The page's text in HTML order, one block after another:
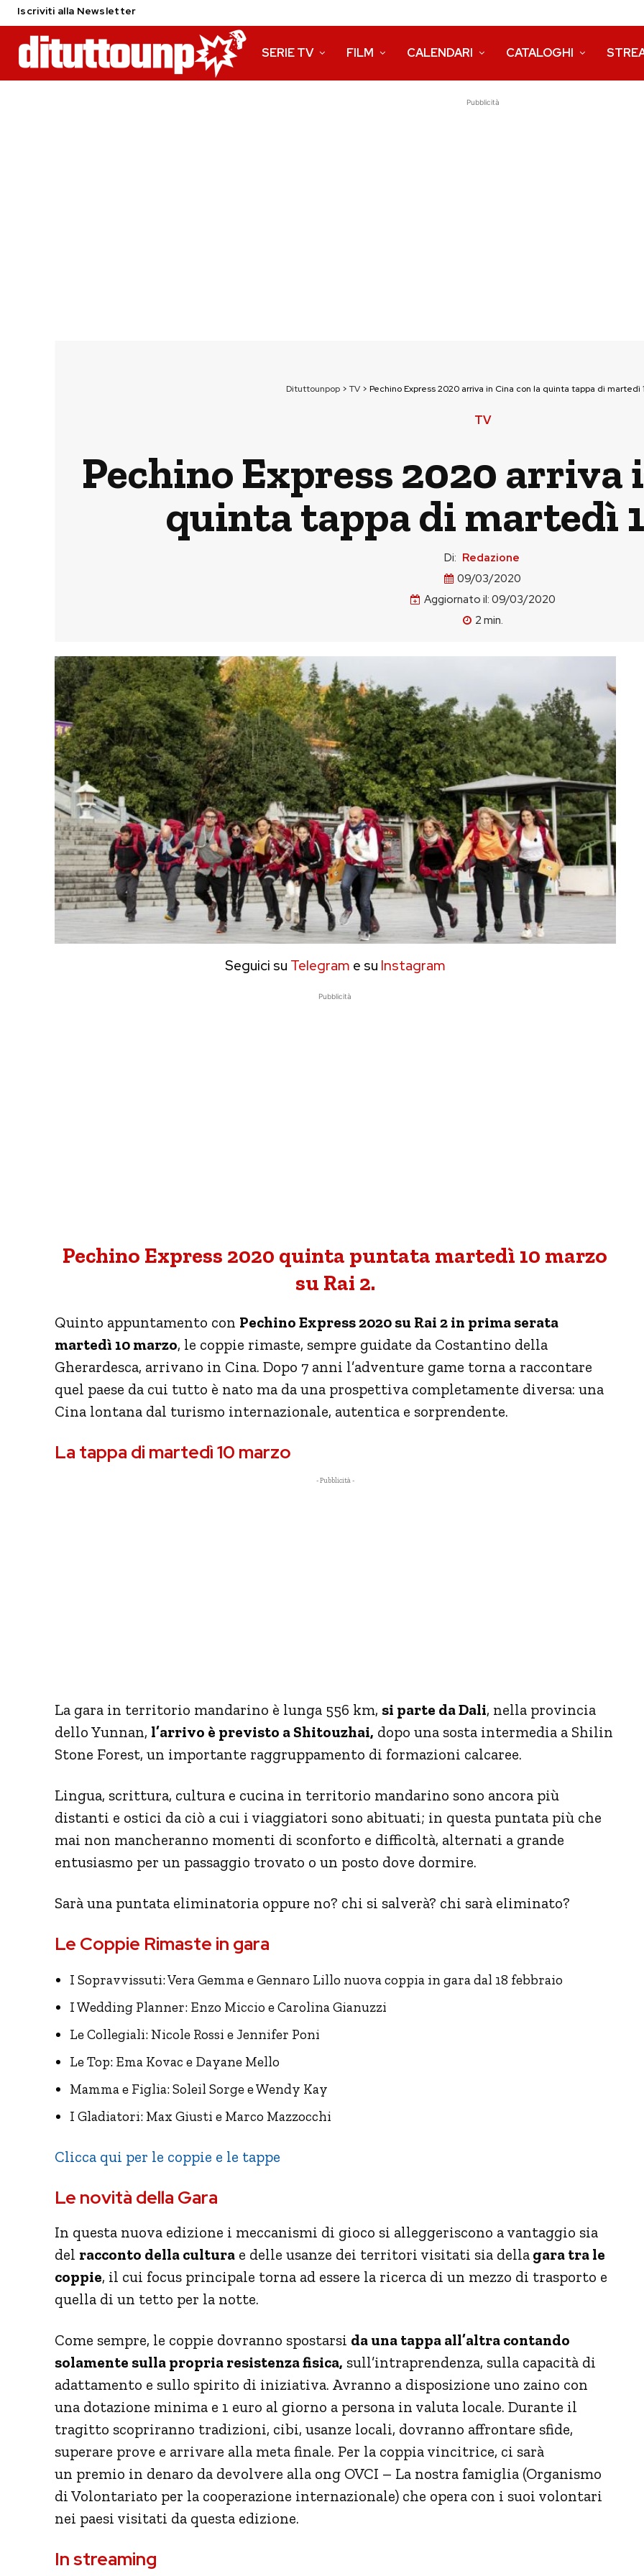
Iscriviti alla Newsletter
SERIE TV FILM CALENDARI CATALOGHI
Pubblicità
Dituttounpop > TV > Pechino Express 2020 arriva in Cina con la quinta tappa di martedì
TV
Pechino Express 2020 arriva
quinta tappa di martedì
Di: Redazione
09/03/2020
Aggiornato il: 09/03/2020
2 min.
Seguici su Telegram e su Instagram
Pubblicità
Pechino Express 2020 quinta puntata martedì 10 marzo
su Rai 2.
Quinto appuntamento con Pechino Express 2020 su Rai 2 in prima serata
martedì 10 marzo, le coppie rimaste, sempre guidate da Costantino della
Gherardesca, arrivano in Cina. Dopo 7 anni l’adventure game torna a raccontare
quel paese da cui tutto è nato ma da una prospettiva completamente diversa: una
Cina lontana dal turismo internazionale, autentica e sorprendente.
La tappa di martedì 10 marzo
- Pubblicità -
La gara in territorio mandarino è lunga 556 km, si parte da Dali, nella provincia
dello Yunnan, l’arrivo è previsto a Shitouzhai, dopo una sosta intermedia a Shilin
Stone Forest, un importante raggruppamento di formazioni calcaree.
Lingua, scrittura, cultura e cucina in territorio mandarino sono ancora più
distanti e ostici da ciò a cui i viaggiatori sono abituati; in questa puntata più che
mai non mancheranno momenti di sconforto e difficoltà, alternati a grande
entusiasmo per un passaggio trovato o un posto dove dormire.
Sarà una puntata eliminatoria oppure no? chi si salverà? chi sarà eliminato?
Le Coppie Rimaste in gara
I Sopravvissuti: Vera Gemma e Gennaro Lillo nuova coppia in gara dal 18 febbraio
I Wedding Planner: Enzo Miccio e Carolina Gianuzzi
Le Collegiali: Nicole Rossi e Jennifer Poni
Le Top: Ema Kovac e Dayane Mello
Mamma e Figlia: Soleil Sorge e Wendy Kay
I Gladiatori: Max Giusti e Marco Mazzocchi
Clicca qui per le coppie e le tappe
Le novità della Gara
In questa nuova edizione i meccanismi di gioco si alleggeriscono a vantaggio sia
del racconto della cultura e delle usanze dei territori visitati sia della gara tra le
coppie, il cui focus principale torna ad essere la ricerca di un mezzo di trasporto e
quella di un tetto per la notte.
Come sempre, le coppie dovranno spostarsi da una tappa all’altra contando
solamente sulla propria resistenza fisica, sull’intraprendenza, sulla capacità di
adattamento e sullo spirito di iniziativa. Avranno a disposizione uno zaino con
una dotazione minima e 1 euro al giorno a persona in valuta locale. Durante il
tragitto scopriranno tradizioni, cibi, usanze locali, dovranno affrontare sfide,
superare prove e arrivare alla meta finale. Per la coppia vincitrice, ci sarà
un premio in denaro da devolvere alla ong OVCI – La nostra famiglia (Organismo
di Volontariato per la cooperazione internazionale) che opera con i suoi volontari
nei paesi visitati da questa edizione.
In streaming